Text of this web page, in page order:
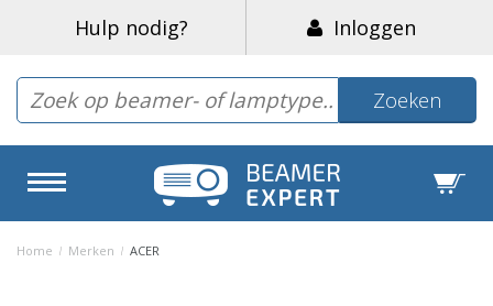
Hulp nodig? Inloggen
Zoeken
Home / Merken / ACER